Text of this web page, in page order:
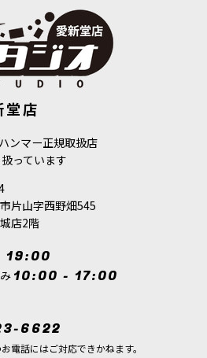
レギオ・カストーデス：コルヌス・グ
ラヴキャリア
18,100円 (税込)
堂店
ンマー正規取扱店
っています
片山字西野畑545
店2階
19:00
10:00 - 17:00
6622
電話にはご対応できかねます。